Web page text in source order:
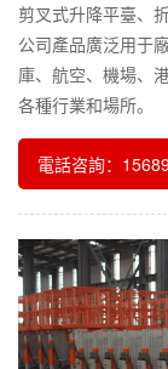
剪叉式升降平臺、
公司產品廣泛用于
庫、航空、機場、
各種行業和場所。
電話咨詢：